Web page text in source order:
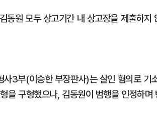
동원 모두 상고기간 내 상고장을 제출하
사3부(이승한 부장판사)는 살인 혐의로 기
을 구형했으나, 김동원이 범행을 인정하